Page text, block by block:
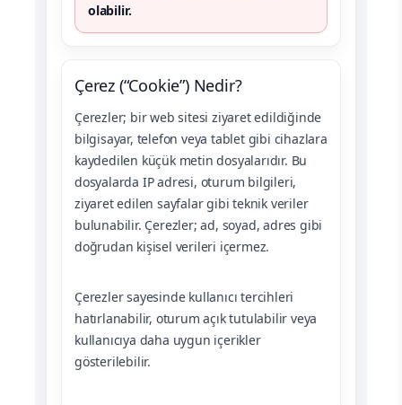
olabilir.
Çerez (“Cookie”) Nedir?
Çerezler; bir web sitesi ziyaret edildiğinde
bilgisayar, telefon veya tablet gibi cihazlara
kaydedilen küçük metin dosyalarıdır. Bu
dosyalarda IP adresi, oturum bilgileri,
ziyaret edilen sayfalar gibi teknik veriler
bulunabilir. Çerezler; ad, soyad, adres gibi
doğrudan kişisel verileri içermez.
Çerezler sayesinde kullanıcı tercihleri
hatırlanabilir, oturum açık tutulabilir veya
kullanıcıya daha uygun içerikler
gösterilebilir.